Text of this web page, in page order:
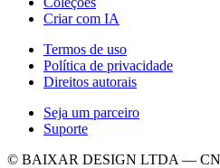
Criar com IA
Termos de uso
Política de privacidade
Direitos autorais
Seja um parceiro
Suporte
© BAIXAR DESIGN LTDA —